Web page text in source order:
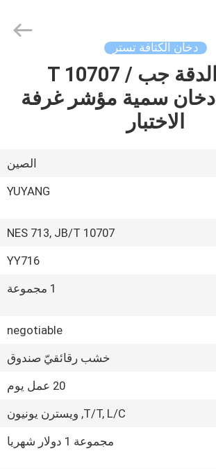
دخان الكثافة تستر
عالية الدقة جب / T 10707
NES713 دخان سمية مؤشر غرفة
الاختبار
الصين
YUYANG
NES 713, JB/T 10707
YY716
1 مجموعة
negotiable
خشب رقائقيّ صندوق
20 عمل يوم
T/T, L/C, ويسترن يونيون
مجموعة 1 دولار شهريا